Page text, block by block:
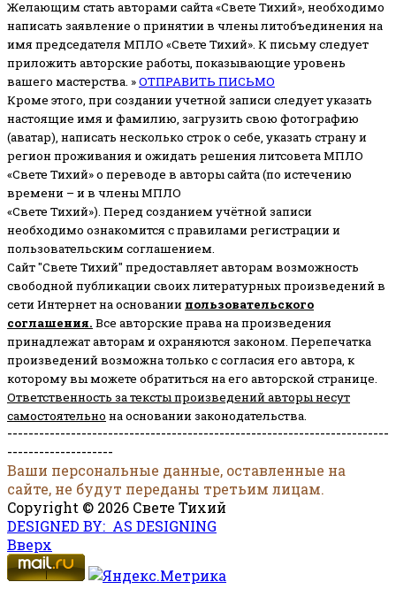
Желающим стать авторами сайта «Свете Тихий», необходимо
написать заявление о принятии в члены литобъединения на
имя председателя МПЛО «Свете Тихий». К письму следует
приложить авторские работы, показывающие уровень
вашего мастерства. »ОТПРАВИТЬ ПИСЬМО
Кроме этого, при создании учетной записи следует указать
настоящие имя и фамилию, загрузить свою фотографию
(аватар), написать несколько строк о себе, указать страну и
регион проживания и ожидать решения литсовета МПЛО
«Свете Тихий» о переводе в авторы сайта (по истечению
времени – и в члены МПЛО
«Свете Тихий»). Перед созданием учётной записи
необходимо ознакомится с правилами регистрации и
пользовательским соглашением.
Сайт "Свете Тихий" предоставляет авторам возможность
свободной публикации своих литературных произведений в
сети Интернет на основании пользовательского
соглашения. Все авторские права на произведения
принадлежат авторам и охраняются законом. Перепечатка
произведений возможна только с согласия его автора, к
которому вы можете обратиться на его авторской странице.
Ответственность за тексты произведений авторы несут
самостоятельно на основании законодательства.
------------------------------------------------------------------------
--------------------
Ваши персональные данные, оставленные на
сайте, не будут переданы третьим лицам.
Copyright © 2026 Свете Тихий
DESIGNED BY: AS DESIGNING
Вверх